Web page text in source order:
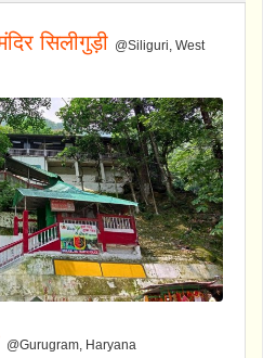
सिलीगुड़ी @Siliguri, West
@Gurugram, Haryana